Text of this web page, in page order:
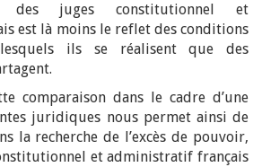
des juges constitutionnel et
est là moins le reflet des conditions
ils se réalisent que des
comparaison dans le cadre d’une
juridiques nous permet ainsi de
la recherche de l’excès de pouvoir,
et administratif français